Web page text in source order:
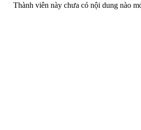
Thành viên này chưa có nội dung nào